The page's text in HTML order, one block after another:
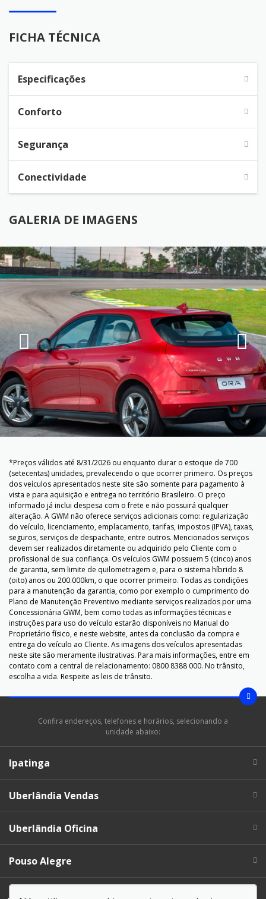
FICHA TÉCNICA
Especificações
Conforto
Segurança
Conectividade
GALERIA DE IMAGENS
*Preços válidos até 8/31/2026 ou enquanto durar o estoque de 700
(setecentas) unidades, prevalecendo o que ocorrer primeiro. Os preços
dos veículos apresentados neste site são somente para pagamento à
vista e para aquisição e entrega no território Brasileiro. O preço
informado já inclui despesa com o frete e não possuirá qualquer
alteração. A GWM não oferece serviços adicionais como: regularização
do veículo, licenciamento, emplacamento, tarifas, impostos (IPVA), taxas,
seguros, serviços de despachante, entre outros. Mencionados serviços
devem ser realizados diretamente ou adquirido pelo Cliente com o
profissional de sua confiança. Os veículos GWM possuem 5 (cinco) anos
de garantia, sem limite de quilometragem e, para o sistema híbrido 8
(oito) anos ou 200.000km, o que ocorrer primeiro. Todas as condições
para a manutenção da garantia, como por exemplo o cumprimento do
Plano de Manutenção Preventivo mediante serviços realizados por uma
Concessionária GWM, bem como todas as informações técnicas e
instruções para uso do veículo estarão disponíveis no Manual do
Proprietário físico, e neste website, antes da conclusão da compra e
entrega do veículo ao Cliente. As imagens dos veículos apresentadas
neste site são meramente ilustrativas. Para mais informações, entre em
contato com a central de relacionamento: 0800 8388 000. No trânsito,
escolha a vida. Respeite as leis de trânsito.
Confira endereços, telefones e horários, selecionando a
unidade abaixo:
Ipatinga
Uberlândia Vendas
Uberlândia Oficina
Pouso Alegre